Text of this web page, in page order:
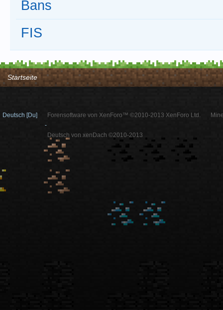
Bans
FIS
Startseite
Deutsch [Du]
Forensoftware von XenForo™ ©2010-2013 XenForo Ltd.
-
Deutsch von xenDach ©2010-2013